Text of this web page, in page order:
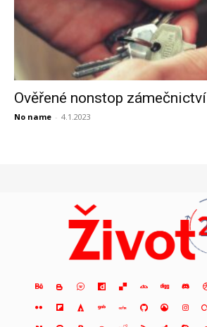
Ověřené nonstop zámečnictví
No name - 4.1.2023